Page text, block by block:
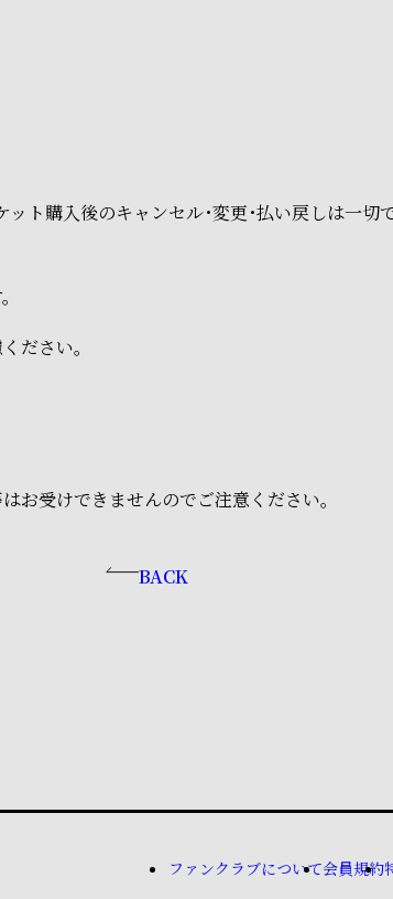
ット購入後のキャンセル･変更･払い戻しは一切
ださい。
受けできませんのでご注意ください。
BACK
ファンクラブについて会員規約